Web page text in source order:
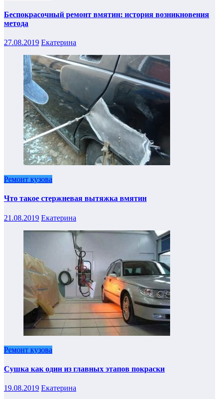
Беспокрасочный ремонт вмятин: история возникновения
метода
27.08.2019 Екатерина
Ремонт кузова
Что такое стержневая вытяжка вмятин
21.08.2019 Екатерина
Ремонт кузова
Сушка как один из главных этапов покраски
19.08.2019 Екатерина